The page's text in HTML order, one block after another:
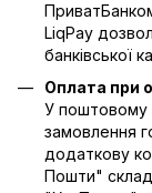
LiqPay
банківської
Оплата при
У поштовому
замовлення
додаткову
Пошти"